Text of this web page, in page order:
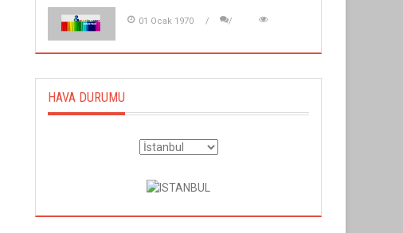
01 Ocak 1970
HAVA DURUMU